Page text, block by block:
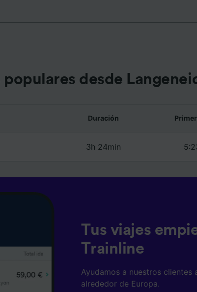
populares desde
Duración
3h 24min
Tus viajes
Trainline
Ayudamos a nuestros clientes
alrededor de Europa.